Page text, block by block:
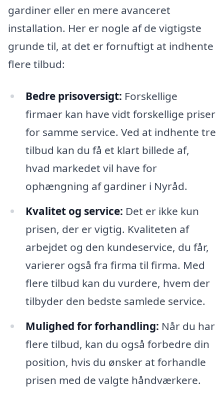
gardiner eller en mere avanceret
installation. Her er nogle af de vigtigste
grunde til, at det er fornuftigt at indhente
flere tilbud:
Bedre prisoversigt: Forskellige
firmaer kan have vidt forskellige priser
for samme service. Ved at indhente tre
tilbud kan du få et klart billede af,
hvad markedet vil have for
ophængning af gardiner i Nyråd.
Kvalitet og service: Det er ikke kun
prisen, der er vigtig. Kvaliteten af
arbejdet og den kundeservice, du får,
varierer også fra firma til firma. Med
flere tilbud kan du vurdere, hvem der
tilbyder den bedste samlede service.
Mulighed for forhandling: Når du har
flere tilbud, kan du også forbedre din
position, hvis du ønsker at forhandle
prisen med de valgte håndværkere.